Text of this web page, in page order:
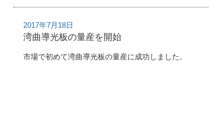
2017年7月18日
湾曲導光板の量産を開始
市場で初めて湾曲導光板の量産に成功しました。